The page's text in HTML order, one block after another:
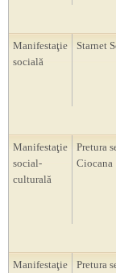
Manifestaţie
socială
Starnet
Manifestaţie
social-
culturală
Pretura
Ciocana
Manifestaţie
Pretura